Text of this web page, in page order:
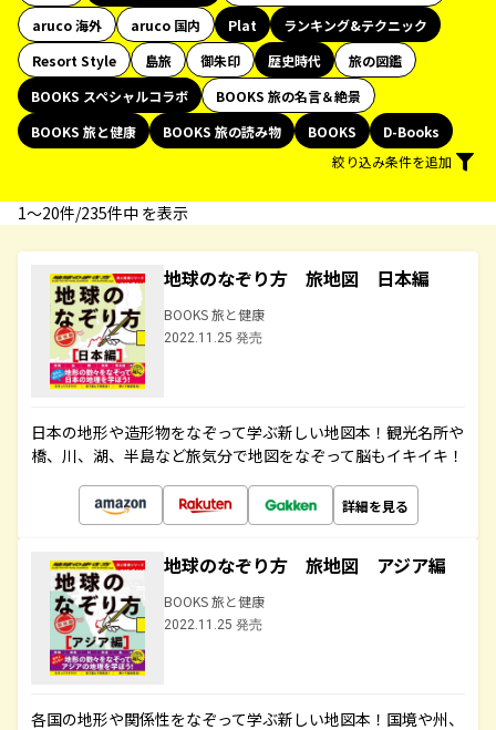
aruco 海外
aruco 国内 Plat
ランキング&テクニック
Resort Style
島旅 御朱印 歴史時代
旅の図鑑
BOOKS スペシャルコラボ
BOOKS 旅の名言＆絶景
BOOKS 旅と健康
BOOKS 旅の読み物 BOOKS
D-Books
絞り込み条件を追加
1〜20件/235件中 を表示
地球のなぞり方 旅地図 日本編
BOOKS 旅と健康
2022.11.25 発売
日本の地形や造形物をなぞって学ぶ新しい地図本！観光名所や
橋、川、湖、半島など旅気分で地図をなぞって脳もイキイキ！
詳細を見る
地球のなぞり方 旅地図 アジア編
BOOKS 旅と健康
2022.11.25 発売
各国の地形や関係性をなぞって学ぶ新しい地図本！国境や州、